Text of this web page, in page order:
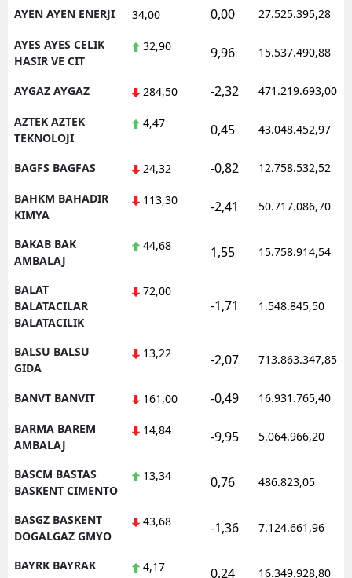
AYEN AYEN ENERJI 34,00 0,00 27.525.395,28
AYES AYES CELIK
HASIR VE CIT
32,90 9,96 15.537.490,88
AYGAZ AYGAZ 284,50 -2,32 471.219.693,00
AZTEK AZTEK
TEKNOLOJI
4,47 0,45 43.048.452,97
BAGFS BAGFAS 24,32 -0,82 12.758.532,52
BAHKM BAHADIR
KIMYA
113,30 -2,41 50.717.086,70
BAKAB BAK
AMBALAJ
44,68 1,55 15.758.914,54
BALAT
BALATACILAR
BALATACILIK
72,00
-1,71 1.548.845,50
BALSU BALSU
GIDA
13,22 -2,07 713.863.347,85
BANVT BANVIT 161,00 -0,49 16.931.765,40
BARMA BAREM
AMBALAJ
14,84 -9,95 5.064.966,20
BASCM BASTAS
BASKENT CIMENTO
13,34 0,76 486.823,05
BASGZ BASKENT
DOGALGAZ GMYO
43,68 -1,36 7.124.661,96
BAYRK BAYRAK
4,17 0,24 16.349.928,80